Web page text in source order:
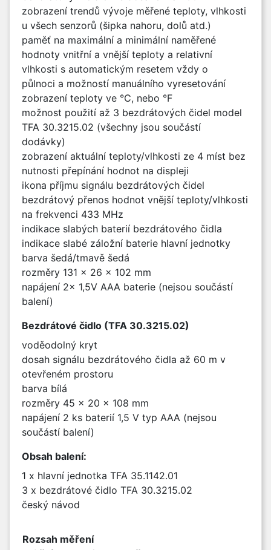
zobrazení trendů vývoje měřené teploty, vlhkosti
u všech senzorů (šipka nahoru, dolů atd.)
paměť na maximální a minimální naměřené
hodnoty vnitřní a vnější teploty a relativní
vlhkosti s automatickým resetem vždy o
půlnoci a možností manuálního vyresetování
zobrazení teploty ve °C, nebo °F
možnost použití až 3 bezdrátových čidel model
TFA 30.3215.02 (všechny jsou součástí
dodávky)
zobrazení aktuální teploty/vlhkosti ze 4 míst bez
nutnosti přepínání hodnot na displeji
ikona příjmu signálu bezdrátových čidel
bezdrátový přenos hodnot vnější teploty/vlhkosti
na frekvenci 433 MHz
indikace slabých baterií bezdrátového čidla
indikace slabé záložní baterie hlavní jednotky
barva šedá/tmavě šedá
rozměry 131 x 26 x 102 mm
napájení 2x 1,5V AAA baterie (nejsou součástí
balení)
Bezdrátové čidlo (TFA 30.3215.02)
voděodolný kryt
dosah signálu bezdrátového čidla až 60 m v
otevřeném prostoru
barva bílá
rozměry 45 x 20 x 108 mm
napájení 2 ks baterií 1,5 V typ AAA (nejsou
součástí balení)
Obsah balení:
1 x hlavní jednotka TFA 35.1142.01
3 x bezdrátové čidlo TFA 30.3215.02
český návod
Rozsah měření